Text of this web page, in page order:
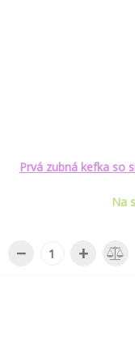
Prvá zubná kefka so
Na
− +